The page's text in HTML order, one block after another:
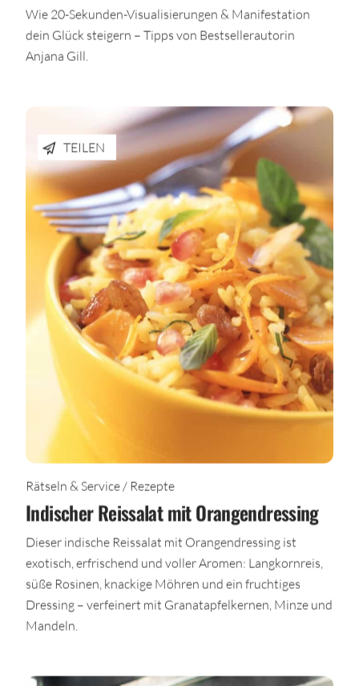
Wie 20-Sekunden-Visualisierungen & Manifestation
dein Glück steigern – Tipps von Bestsellerautorin
Anjana Gill.
TEILEN
Rätseln & Service / Rezepte
Indischer Reissalat mit Orangendressing
Dieser indische Reissalat mit Orangendressing ist
exotisch, erfrischend und voller Aromen: Langkornreis,
süße Rosinen, knackige Möhren und ein fruchtiges
Dressing – verfeinert mit Granatapfelkernen, Minze und
Mandeln.